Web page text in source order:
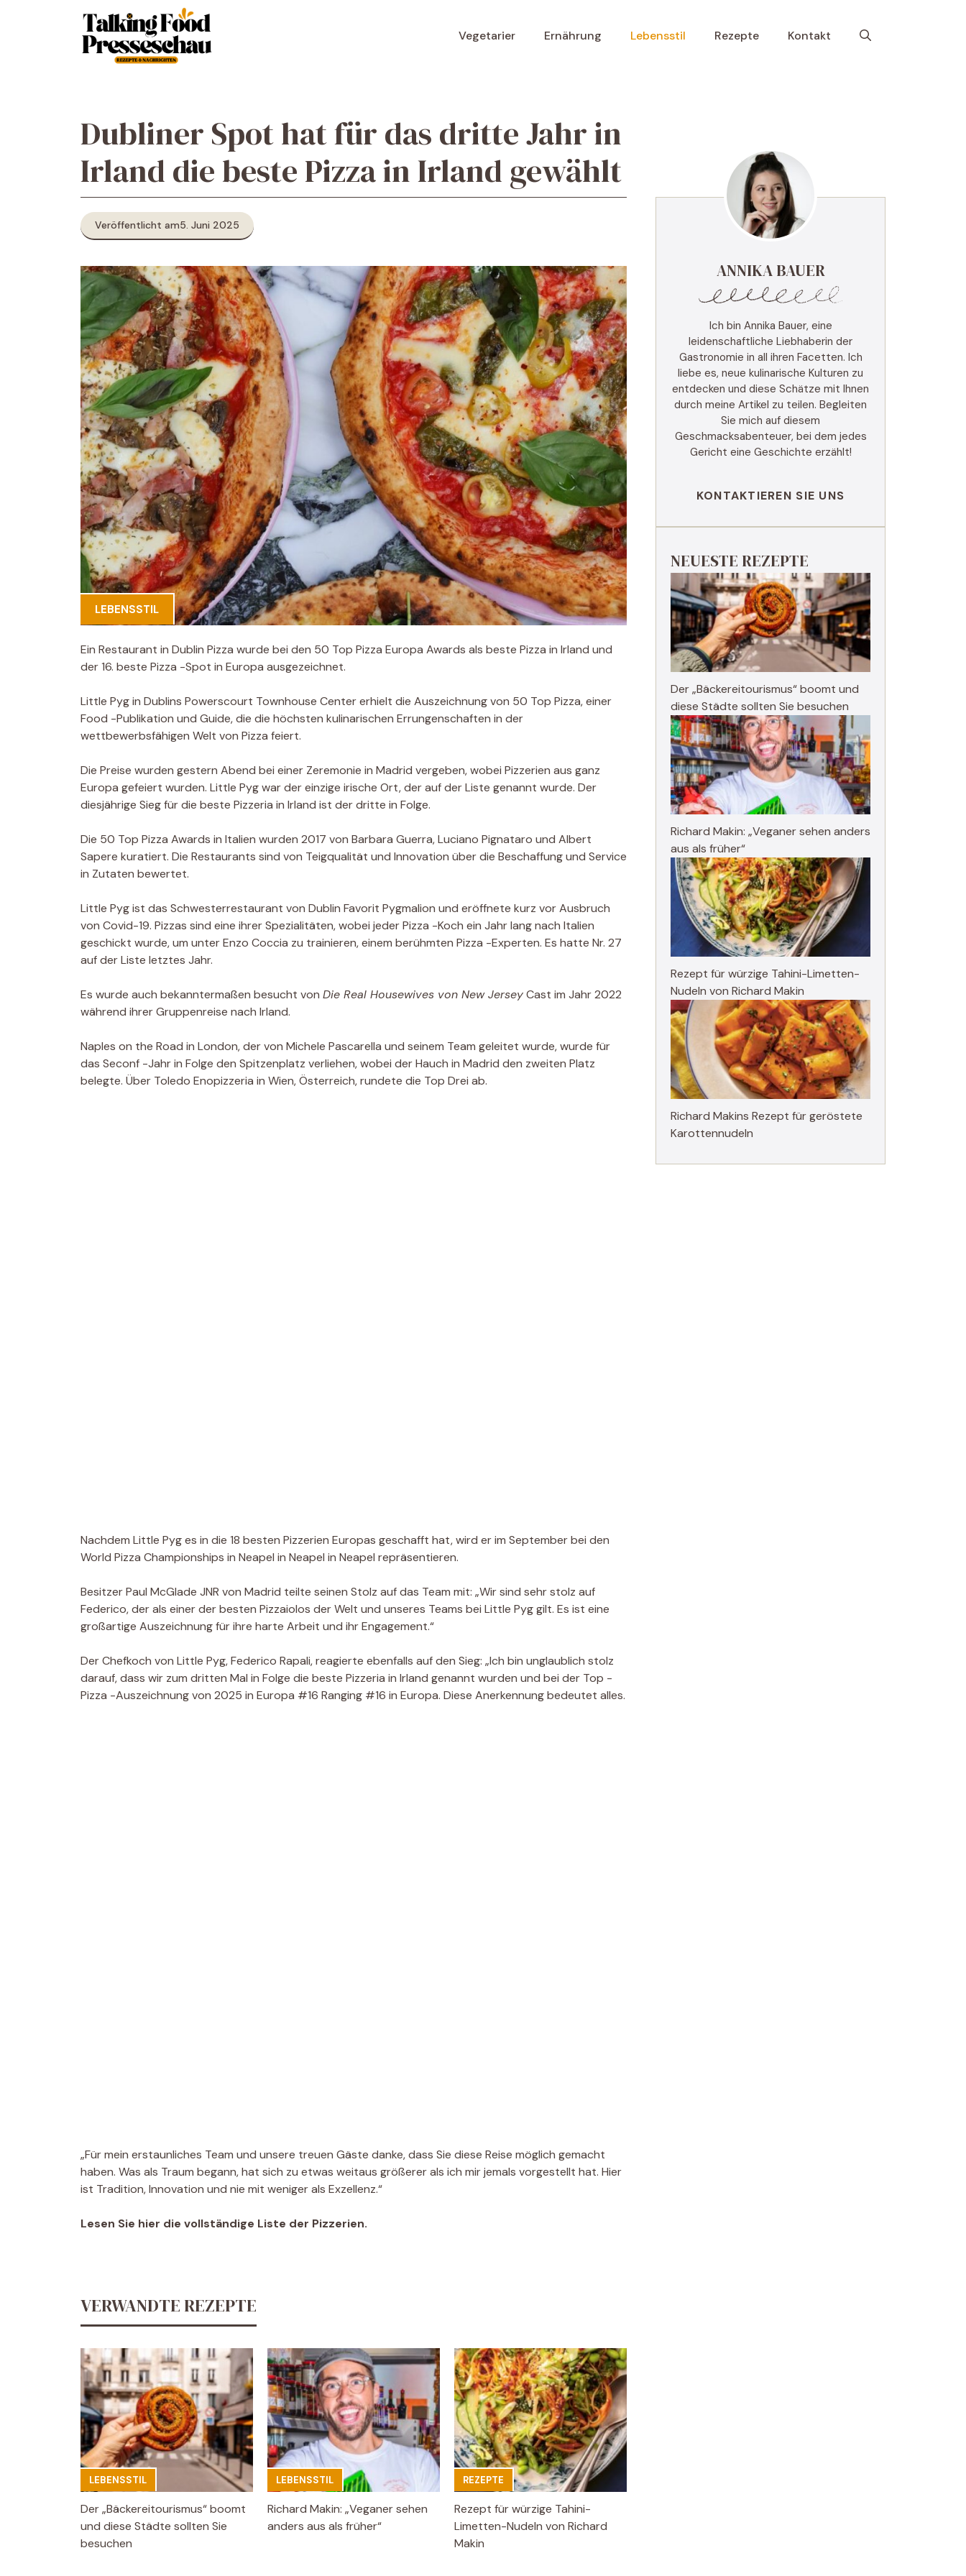
Vegetarier Ernährung Lebensstil Rezepte Kontakt
Dubliner Spot hat für das dritte Jahr in
Irland die beste Pizza in Irland gewählt
Veröffentlicht am5. Juni 2025
LEBENSSTIL
Ein Restaurant in Dublin Pizza wurde bei den 50 Top Pizza Europa Awards als beste Pizza in Irland und
der 16. beste Pizza -Spot in Europa ausgezeichnet.
Little Pyg in Dublins Powerscourt Townhouse Center erhielt die Auszeichnung von 50 Top Pizza, einer
Food -Publikation und Guide, die die höchsten kulinarischen Errungenschaften in der
wettbewerbsfähigen Welt von Pizza feiert.
Die Preise wurden gestern Abend bei einer Zeremonie in Madrid vergeben, wobei Pizzerien aus ganz
Europa gefeiert wurden. Little Pyg war der einzige irische Ort, der auf der Liste genannt wurde. Der
diesjährige Sieg für die beste Pizzeria in Irland ist der dritte in Folge.
Die 50 Top Pizza Awards in Italien wurden 2017 von Barbara Guerra, Luciano Pignataro und Albert
Sapere kuratiert. Die Restaurants sind von Teigqualität und Innovation über die Beschaffung und Service
in Zutaten bewertet.
Little Pyg ist das Schwesterrestaurant von Dublin Favorit Pygmalion und eröffnete kurz vor Ausbruch
von Covid-19. Pizzas sind eine ihrer Spezialitäten, wobei jeder Pizza -Koch ein Jahr lang nach Italien
geschickt wurde, um unter Enzo Coccia zu trainieren, einem berühmten Pizza -Experten. Es hatte Nr. 27
auf der Liste letztes Jahr.
Es wurde auch bekanntermaßen besucht von Die Real Housewives von New JerseyCast im Jahr 2022
während ihrer Gruppenreise nach Irland.
Naples on the Road in London, der von Michele Pascarella und seinem Team geleitet wurde, wurde für
das Seconf -Jahr in Folge den Spitzenplatz verliehen, wobei der Hauch in Madrid den zweiten Platz
belegte. Über Toledo Enopizzeria in Wien, Österreich, rundete die Top Drei ab.
Nachdem Little Pyg es in die 18 besten Pizzerien Europas geschafft hat, wird er im September bei den
World Pizza Championships in Neapel in Neapel in Neapel repräsentieren.
Besitzer Paul McGlade JNR von Madrid teilte seinen Stolz auf das Team mit: „Wir sind sehr stolz auf
Federico, der als einer der besten Pizzaiolos der Welt und unseres Teams bei Little Pyg gilt. Es ist eine
großartige Auszeichnung für ihre harte Arbeit und ihr Engagement.“
Der Chefkoch von Little Pyg, Federico Rapali, reagierte ebenfalls auf den Sieg: „Ich bin unglaublich stolz
darauf, dass wir zum dritten Mal in Folge die beste Pizzeria in Irland genannt wurden und bei der Top -
Pizza -Auszeichnung von 2025 in Europa #16 Ranging #16 in Europa. Diese Anerkennung bedeutet alles.
„Für mein erstaunliches Team und unsere treuen Gäste danke, dass Sie diese Reise möglich gemacht
haben. Was als Traum begann, hat sich zu etwas weitaus größerer als ich mir jemals vorgestellt hat. Hier
ist Tradition, Innovation und nie mit weniger als Exzellenz.“
Lesen Sie hier die vollständige Liste der Pizzerien.
VERWANDTE REZEPTE
LEBENSSTIL
Der „Bäckereitourismus“ boomt
und diese Städte sollten Sie
besuchen
LEBENSSTIL
Richard Makin: „Veganer sehen
anders aus als früher“
REZEPTE
Rezept für würzige Tahini-
Limetten-Nudeln von Richard
Makin
ANNIKA BAUER
Ich bin Annika Bauer, eine
leidenschaftliche Liebhaberin der
Gastronomie in all ihren Facetten. Ich
liebe es, neue kulinarische Kulturen zu
entdecken und diese Schätze mit Ihnen
durch meine Artikel zu teilen. Begleiten
Sie mich auf diesem
Geschmacksabenteuer, bei dem jedes
Gericht eine Geschichte erzählt!
KONTAKTIEREN SIE UNS
NEUESTE REZEPTE
Der „Bäckereitourismus“ boomt und
diese Städte sollten Sie besuchen
Richard Makin: „Veganer sehen anders
aus als früher“
Rezept für würzige Tahini-Limetten-
Nudeln von Richard Makin
Richard Makins Rezept für geröstete
Karottennudeln